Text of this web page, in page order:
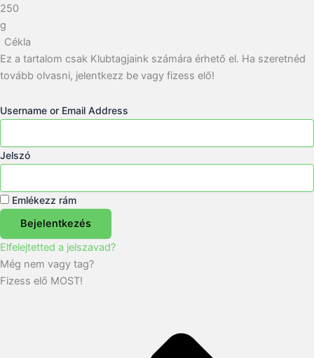
250
g
Cékla
Ez a tartalom csak Klubtagjaink számára érhető el. Ha szeretnéd
tovább olvasni, jelentkezz be vagy fizess elő!
Username or Email Address
Jelszó
Emlékezz rám
Bejelentkezés
Elfelejtetted a jelszavad?
Még nem vagy tag?
Fizess elő MOST!